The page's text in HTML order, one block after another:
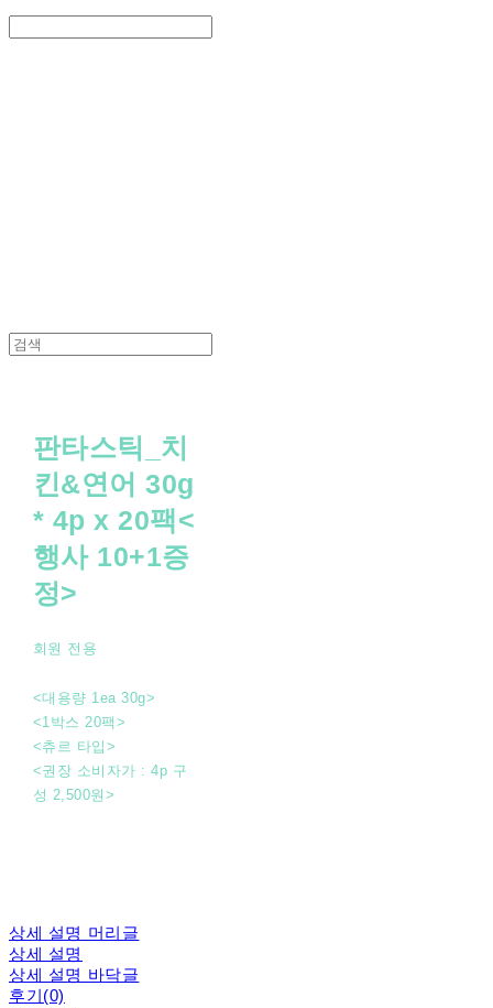
판타스틱_치
킨&연어 30g
* 4p x 20팩<
행사 10+1증
정>
회원 전용
<대용량 1ea 30g>
<1박스 20팩>
<츄르 타입>
<권장 소비자가 : 4p 구
성 2,500원>
상세 설명 머리글
상세 설명
상세 설명 바닥글
후기(0)